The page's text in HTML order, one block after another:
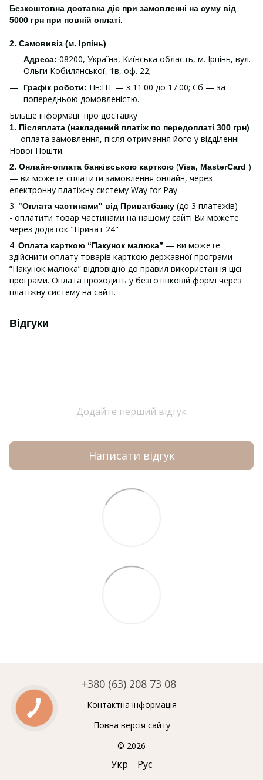
Безкоштовна доставка діє при замовленні на суму від
5000 грн при повній оплаті.
2. Самовивіз (м. Ірпінь)
Адреса: 08200, Україна, Київська область, м. Ірпінь, вул.
Ольги Кобилянської, 1в, оф. 22;
Графік роботи: Пн:ПТ — з 11:00 до 17:00; Сб — за
попередньою домовленістю.
Більше інформації про доставку
1. Післяплата (накладений платіж по передоплаті 300 грн)
— оплата замовлення, після отримання його у відділенні
Нової Пошти.
2. Онлайн-оплата банківською карткою (Visa, MasterCard )
— ви можете сплатити замовлення онлайн, через
електронну платіжну систему Way for Pay.
3. "Оплата частинами" від Приватбанку (до 3 платежів)
- оплатити товар частинами на нашому сайті Ви можете
через додаток "Приват 24"
4. Оплата карткою “Пакунок малюка” — ви можете
здійснити оплату товарів карткою державної програми
“Пакунок малюка” відповідно до правил використання цієї
програми. Оплата проходить у безготівковій формі через
платіжну систему на сайті.
Відгуки
Додайте перший відгук
Написати відгук
+380 (63) 208 73 08
Контактна інформація
Повна версія сайту
© 2026
Укр Рус